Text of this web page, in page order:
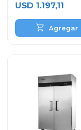
USD 1.197,11